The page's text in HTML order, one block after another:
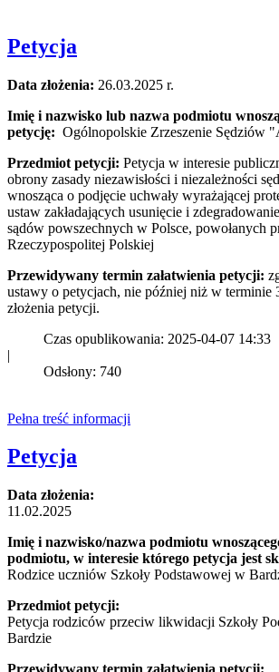
Petycja
Data złożenia: 26.03.2025 r.
Imię i nazwisko lub nazwa podmiotu
petycję: Ogólnopolskie Zrzeszenie Sędziów
Przedmiot petycji: Petycja w interesie
obrony zasady niezawisłości i niezależności
wnosząca o podjęcie uchwały wyrażającej
ustaw zakładających usunięcie i
sądów powszechnych w Polsce, powołanych
Rzeczypospolitej Polskiej
Przewidywany termin załatwienia petycji:
ustawy o petycjach, nie później niż w terminie
złożenia petycji.
Czas opublikowania: 2025-04-07 14:33
|
Odsłony: 740
Pełna treść informacji
Petycja
Data złożenia:
11.02.2025
Imię i nazwisko/nazwa podmiotu
podmiotu, w interesie którego petycja jest
Rodzice uczniów Szkoły Podstawowej w
Przedmiot petycji:
Petycja rodziców przeciw likwidacji Szkoły
Bardzie